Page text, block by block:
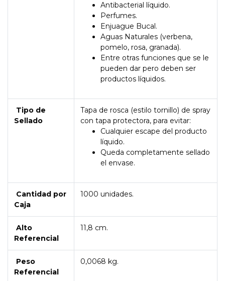
Antibacterial líquido.
Perfumes.
Enjuague Bucal.
Aguas Naturales (verbena,
pomelo, rosa, granada).
Entre otras funciones que se le
pueden dar pero deben ser
productos líquidos.
Tipo de
Sellado
Tapa de rosca (estilo tornillo) de spray
con tapa protectora, para evitar:
Cualquier escape del producto
líquido.
Queda completamente sellado
el envase.
Cantidad por
Caja
1000 unidades.
Alto
Referencial
11,8 cm.
Peso
Referencial
0,0068 kg.